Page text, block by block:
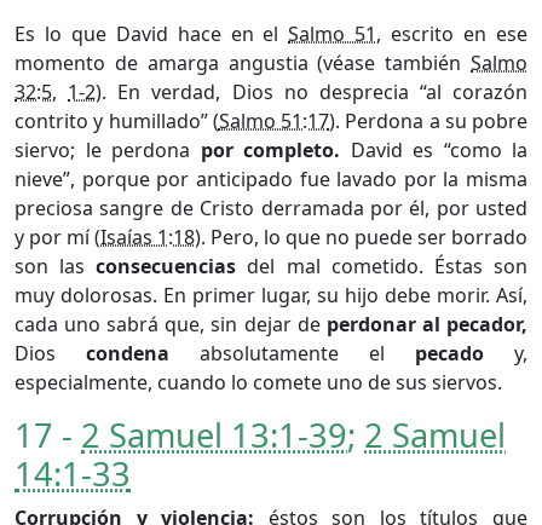
Es lo que David hace en elSalmo 51, escrito en ese
momento de amarga angustia (véase también Salmo
32:5, 1-2). En verdad, Dios no desprecia “al corazón
contrito y humillado” (Salmo 51:17). Perdona a su pobre
siervo; le perdona por completo. David es “como la
nieve”, porque por anticipado fue lavado por la misma
preciosa sangre de Cristo derramada por él, por usted
y por mí (Isaías 1:18). Pero, lo que no puede ser borrado
son lasconsecuencias del mal cometido. Éstas son
muy dolorosas. En primer lugar, su hijo debe morir. Así,
cada uno sabrá que, sin dejar de perdonar al pecador,
Dios condena absolutamente el pecado y,
especialmente, cuando lo comete uno de sus siervos.
17 - 2 Samuel 13:1-39; 2 Samuel
14:1-33
Corrupción y violencia: éstos son los títulos que